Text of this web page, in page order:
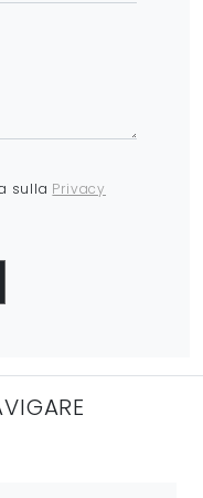
sulla Privacy